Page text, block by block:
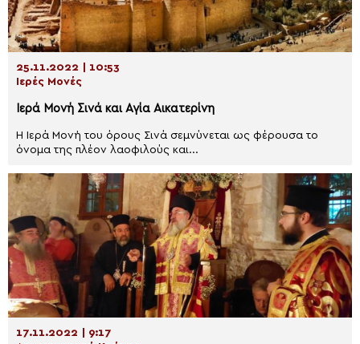
25.11.2022 | 10:53
Ιερές Μονές
Ιερά Μονή Σινά και Αγία Αικατερίνη
Η Ιερά Μονή του όρους Σινά σεμνύνεται ως φέρουσα το
όνομα της πλέον λαοφιλούς και...
17.11.2022 | 9:17